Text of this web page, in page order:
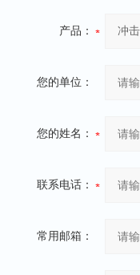
产品：
您的单位：
您的姓名：
联系电话：
常用邮箱：